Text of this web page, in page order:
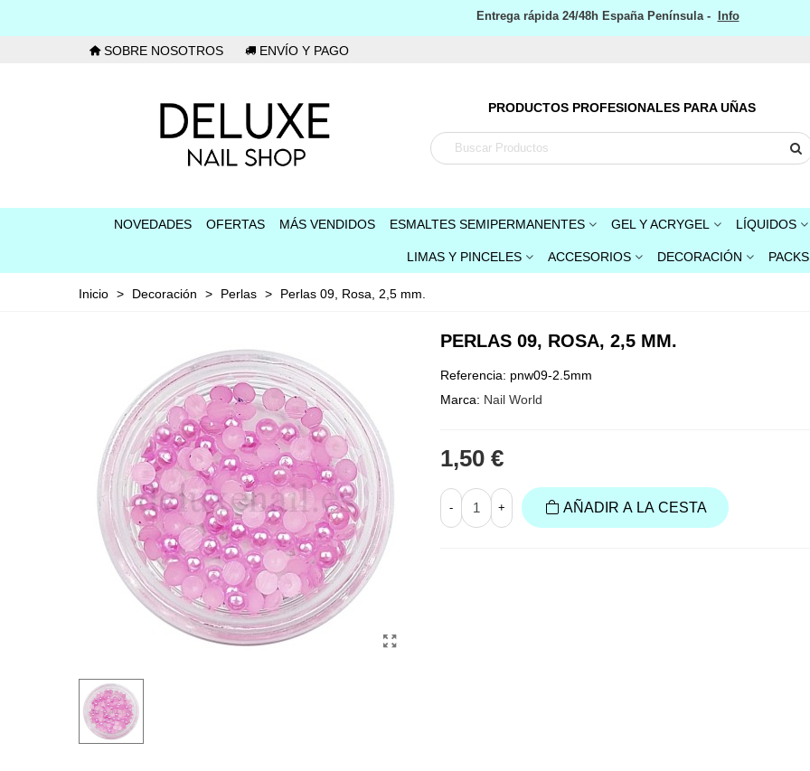
Entrega rápida 24/48h España Península - Info
SOBRE NOSOTROS ENVÍO Y PAGO
PRODUCTOS PROFESIONALES PARA UÑAS
NOVEDADES OFERTAS MÁS VENDIDOS ESMALTES SEMIPERMANENTES GEL Y ACRYGEL LÍQUIDOS
LIMAS Y PINCELES ACCESORIOS DECORACIÓN PACKS
Inicio > Decoración > Perlas > Perlas 09, Rosa, 2,5 mm.
PERLAS 09, ROSA, 2,5 MM.
Referencia: pnw09-2.5mm
Marca: Nail World
1,50 €
- + AÑADIR A LA CESTA